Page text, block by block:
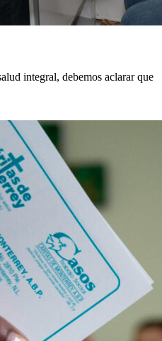
integral, debemos aclarar que